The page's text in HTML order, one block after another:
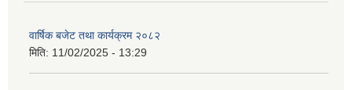
वार्षिक बजेट तथा कार्यक्रम २०८२
मिति: 11/02/2025 - 13:29